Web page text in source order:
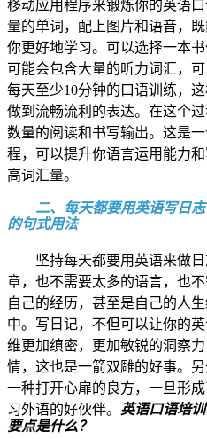
移动应用程序来锻炼你的英语
量的单词，配上图片和语音，
你更好地学习。可以选择一本
可能会包含大量的听力词汇，
每天至少10分钟的口语训练，
做到流畅流利的表达。在这个
数量的阅读和书写输出。这是
程，可以提升你语言运用能力
高词汇量。
二、每天都要用英语写日
的句式用法
坚持每天都要用英语来做
章，也不需要太多的语言，也
自己的经历，甚至是自己的人
中。写日记，不但可以让你的
维更加缜密，更加敏锐的洞察
情，这也是一箭双雕的好事。
一种打开心扉的良方，一旦形
习外语的好伙伴。 英语口语培
要点是什么？